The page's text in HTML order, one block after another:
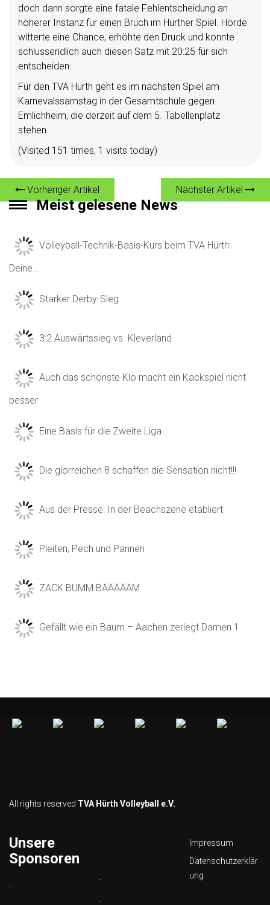
doch dann sorgte eine fatale Fehlentscheidung an
höherer Instanz für einen Bruch im Hürther Spiel. Hörde
witterte eine Chance, erhöhte den Druck und konnte
schlussendlich auch diesen Satz mit 20:25 für sich
entscheiden.
Für den TVA Hürth geht es im nächsten Spiel am
Karnevalssamstag in der Gesamtschule gegen
Emlichheim, die derzeit auf dem 5. Tabellenplatz
stehen.
(Visited 151 times, 1 visits today)
Vorheriger Artikel Nächster Artikel
Meist gelesene News
Volleyball-Technik-Basis-Kurs beim TVA Hürth:
Deine…
Starker Derby-Sieg
3:2 Auswärtssieg vs. Kleverland
Auch das schönste Klo macht ein Kackspiel nicht
besser
Eine Basis für die Zweite Liga
Die glorreichen 8 schaffen die Sensation nicht!!!
Aus der Presse: In der Beachszene etabliert
Pleiten, Pech und Pannen
ZACK BUMM BÄÄÄÄÄM
Gefällt wie ein Baum – Aachen zerlegt Damen 1
All rights reserved TVA Hürth Volleyball e.V.
Unsere
Sponsoren
Impressum
Datenschutzerklär
ung